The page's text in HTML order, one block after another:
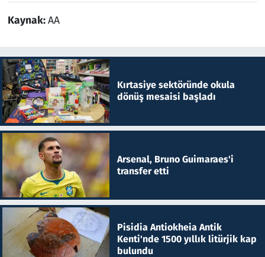
Kaynak:AA
Kırtasiye sektöründe okula
dönüş mesaisi başladı
Arsenal, Bruno Guimaraes'i
transfer etti
Pisidia Antiokheia Antik
Kenti'nde 1500 yıllık litürjik kap
bulundu